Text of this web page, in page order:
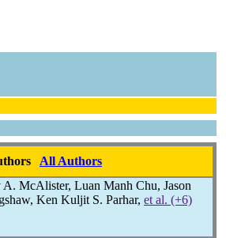
All Authors
McAlister, Luan Manh Chu, Jason
Ken Kuljit S. Parhar, et al. (+6)